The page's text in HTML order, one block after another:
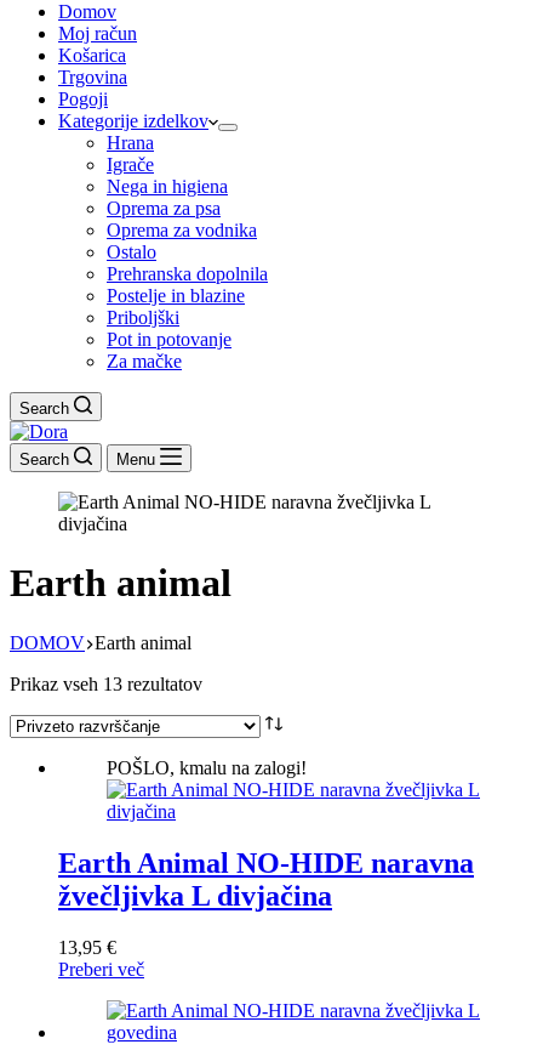
Domov
Moj račun
Košarica
Trgovina
Pogoji
Kategorije izdelkov
Hrana
Igrače
Nega in higiena
Oprema za psa
Oprema za vodnika
Ostalo
Prehranska dopolnila
Postelje in blazine
Priboljški
Pot in potovanje
Za mačke
Search
Search Menu
Earth animal
DOMOV Earth animal
Prikaz vseh 13 rezultatov
POŠLO, kmalu na zalogi!
Earth Animal NO-HIDE naravna
žvečljivka L divjačina
13,95 €
Preberi več